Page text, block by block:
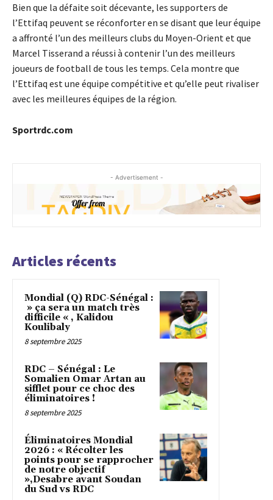
Bien que la défaite soit décevante, les supporters de
l’Ettifaq peuvent se réconforter en se disant que leur équipe
a affronté l’un des meilleurs clubs du Moyen-Orient et que
Marcel Tisserand a réussi à contenir l’un des meilleurs
joueurs de football de tous les temps. Cela montre que
l’Ettifaq est une équipe compétitive et qu’elle peut rivaliser
avec les meilleures équipes de la région.
Sportrdc.com
- Advertisement -
Articles récents
Mondial (Q) RDC-Sénégal :
» ça sera un match très
difficile « , Kalidou
Koulibaly
8 septembre 2025
RDC – Sénégal : Le
Somalien Omar Artan au
sifflet pour ce choc des
éliminatoires !
8 septembre 2025
Éliminatoires Mondial
2026 : « Récolter les
points pour se rapprocher
de notre objectif
»,Desabre avant Soudan
du Sud vs RDC